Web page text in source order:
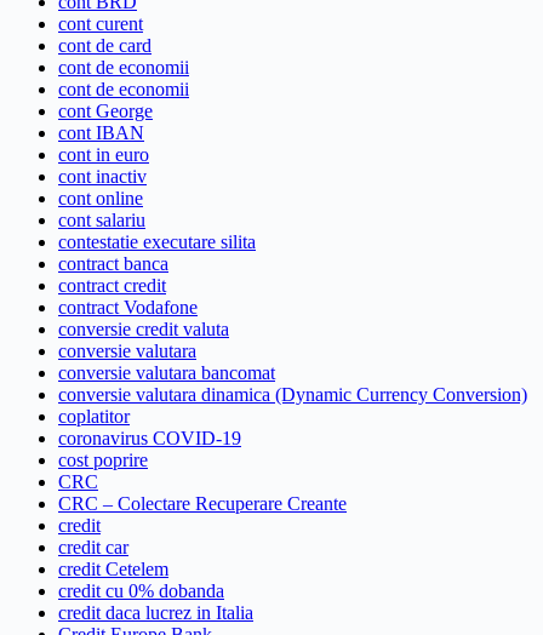
cont curent
cont de card
cont de economii
cont de economii
cont George
cont IBAN
cont in euro
cont inactiv
cont online
cont salariu
contestatie executare silita
contract banca
contract credit
contract Vodafone
conversie credit valuta
conversie valutara
conversie valutara bancomat
conversie valutara dinamica (Dynamic Currency Conversion)
coplatitor
coronavirus COVID-19
cost poprire
CRC
CRC – Colectare Recuperare Creante
credit
credit car
credit Cetelem
credit cu 0% dobanda
credit daca lucrez in Italia